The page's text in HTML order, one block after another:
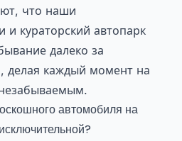
что наши
и кураторский автопарк
далеко за
делая каждый момент на
автомобиля на